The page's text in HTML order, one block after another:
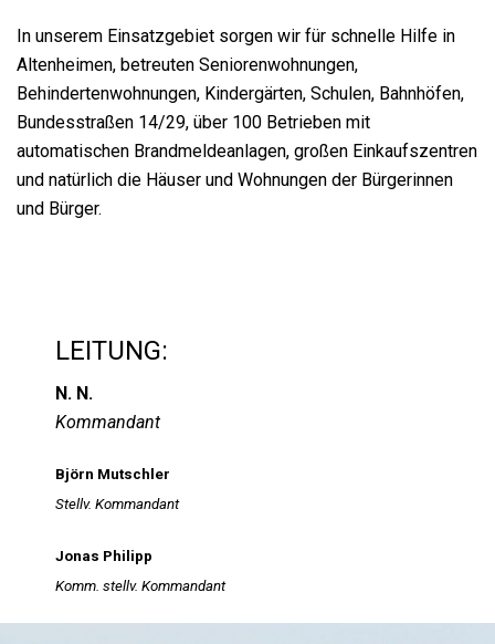
In unserem Einsatzgebiet sorgen wir für schnelle Hilfe in
Altenheimen, betreuten Seniorenwohnungen,
Behindertenwohnungen, Kindergärten, Schulen, Bahnhöfen,
Bundesstraßen 14/29, über 100 Betrieben mit
automatischen Brandmeldeanlagen, großen Einkaufszentren
und natürlich die Häuser und Wohnungen der Bürgerinnen
und Bürger.
LEITUNG:
N. N.
Kommandant
Björn Mutschler
Stellv. Kommandant
Jonas Philipp
Komm. stellv. Kommandant